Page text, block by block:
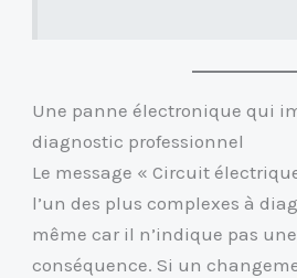
Une panne électronique qui
diagnostic professionnel
Le message « Circuit
l’un des plus complexes à
même car il n’indique pas
conséquence. Si un